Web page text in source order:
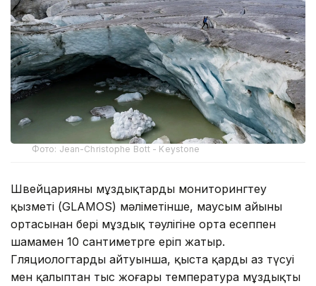
Фото: Jean-Christophe Bott - Keystone
Швейцарияның мұздықтарды мониторингтеу
қызметі (GLAMOS) мәліметінше, маусым айының
ортасынан бері мұздық тәулігіне орта есеппен
шамамен 10 сантиметрге еріп жатыр.
Гляциологтардың айтуынша, қыста қардың аз түсуі
мен қалыптан тыс жоғары температура мұздықты